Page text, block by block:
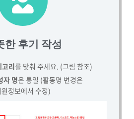
한 후기 작성
리를 맞춰 주세요. (그림 참조)
자 명은 통일 (활동명 변경은
원정보에서 수정)